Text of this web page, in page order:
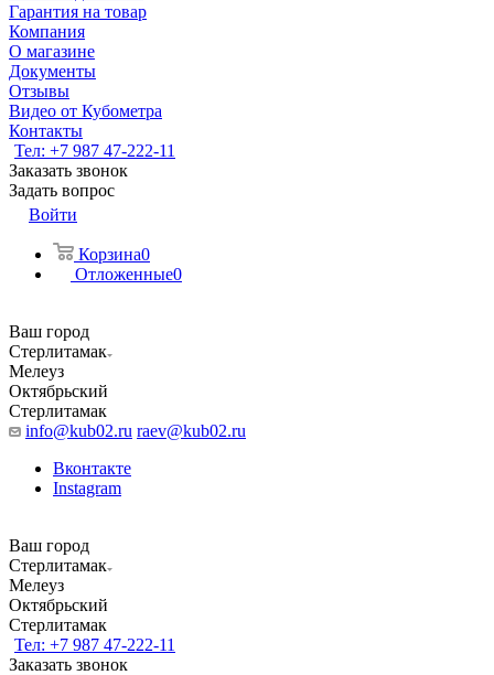
Гарантия на товар
Компания
О магазине
Документы
Отзывы
Видео от Кубометра
Контакты
Тел: +7 987 47-222-11
Заказать звонок
Задать вопрос
Войти
Корзина0
Отложенные0
Ваш город
Стерлитамак
Мелеуз
Октябрьский
Стерлитамак
info@kub02.ru raev@kub02.ru
Вконтакте
Instagram
Ваш город
Стерлитамак
Мелеуз
Октябрьский
Стерлитамак
Тел: +7 987 47-222-11
Заказать звонок